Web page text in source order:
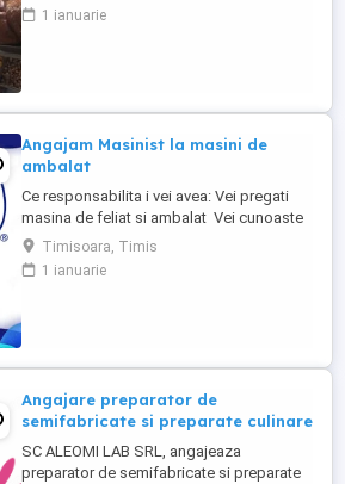
vanzare (cu posibilitatea de calificare in
activitatea de productie) -Oferim contract
1 ianuarie
Angajam Masinist la masini de
ambalat
Ce responsabilita i vei avea: Vei pregati
masina de feliat si ambalat Vei cunoaste
caracteristicile masinii de feliat si ambalat,
precum si a spirei de raciere Vei urmari
reglajul mecanic al utilajelor Vei
Timisoara, Timis
1 ianuarie
Angajare preparator de
semifabricate si preparate culinare
SC ALEOMI LAB SRL, angajeaza
preparator de semifabricate si preparate